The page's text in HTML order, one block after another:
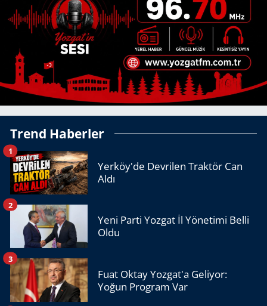
Trend Haberler
Yerköy'de Devrilen Traktör Can
Aldı
1
Yeni Parti Yozgat İl Yönetimi Belli
Oldu
2
Fuat Oktay Yozgat'a Geliyor:
Yoğun Program Var
3